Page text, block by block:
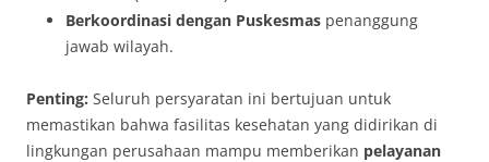
Berkoordinasi dengan Puskesmas penanggung
jawab wilayah.
Penting: Seluruh persyaratan ini bertujuan untuk
memastikan bahwa fasilitas kesehatan yang didirikan di
lingkungan perusahaan mampu memberikan pelayanan